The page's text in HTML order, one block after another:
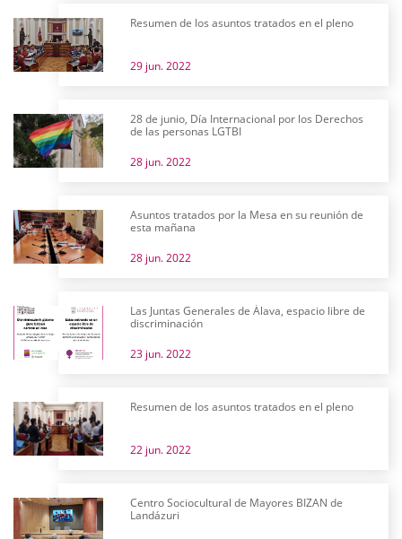
Resumen de los asuntos tratados en el pleno
29 jun. 2022
28 de junio, Día Internacional por los Derechos
de las personas LGTBI
28 jun. 2022
Asuntos tratados por la Mesa en su reunión de
esta mañana
28 jun. 2022
Las Juntas Generales de Álava, espacio libre de
discriminación
23 jun. 2022
Resumen de los asuntos tratados en el pleno
22 jun. 2022
Centro Sociocultural de Mayores BIZAN de
Landázuri